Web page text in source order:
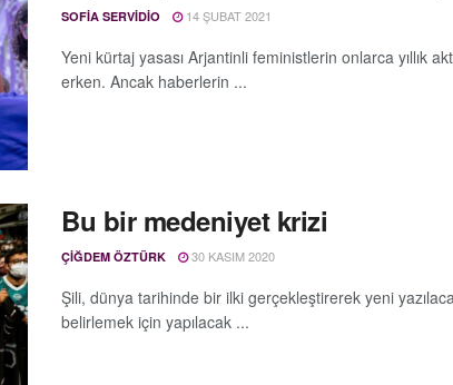
SOFIA SERVIDIO 14 ŞUBAT 2021
Yeni kürtaj yasası Arjantinli feministlerin onlarca yıllık
erken. Ancak haberlerin ...
Bu bir medeniyet krizi
ÇIĞDEM ÖZTÜRK 30 KASIM 2020
Şili, dünya tarihinde bir ilki gerçekleştirerek yeni
belirlemek için yapılacak ...